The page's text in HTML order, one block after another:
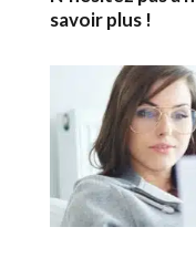
savoir plus !